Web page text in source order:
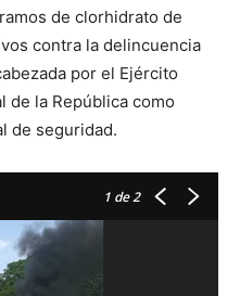
de clorhidrato de
contra la delincuencia
por el Ejército
de la República como
de seguridad.
1 de 2